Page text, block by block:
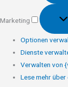
Marketing
Marketing
Optionen
Dienste
Verwalten von
Lese mehr